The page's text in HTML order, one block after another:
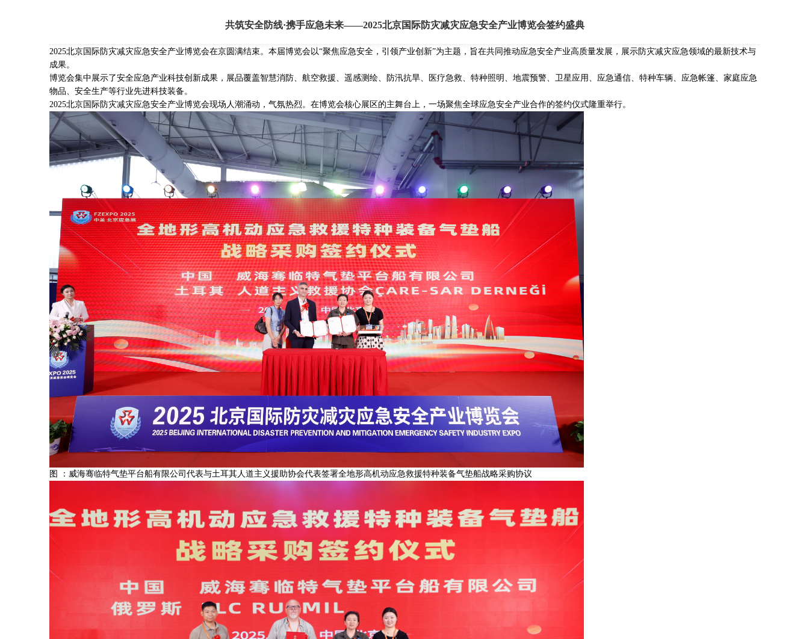
共筑安全防线·携手应急未来——2025北京国际防灾减灾应急安全产业博览会签约盛典
2025北京国际防灾减灾应急安全产业博览会在京圆满结束。本届博览会以“聚焦应急安全，引领产业创新”为主题，旨在共同推动应急安全产业高质量发展，展示防灾减灾应急领域的最新技术与
成果。
博览会集中展示了安全应急产业科技创新成果，展品覆盖智慧消防、航空救援、遥感测绘、防汛抗旱、医疗急救、特种照明、地震预警、卫星应用、应急通信、特种车辆、应急帐篷、家庭应急
物品、安全生产等行业先进科技装备。
2025北京国际防灾减灾应急安全产业博览会现场人潮涌动，气氛热烈。在博览会核心展区的主舞台上，一场聚焦全球应急安全产业合作的签约仪式隆重举行。
图 ：威海骞临特气垫平台船有限公司代表与土耳其人道主义援助协会代表签署全地形高机动应急救援特种装备气垫船战略采购协议